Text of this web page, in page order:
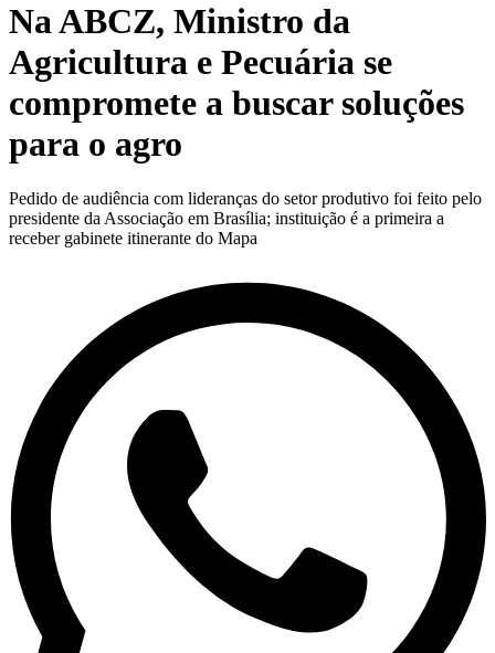
Na ABCZ, Ministro da
Agricultura e Pecuária se
compromete a buscar soluções
para o agro
Pedido de audiência com lideranças do setor produtivo foi feito pelo
presidente da Associação em Brasília; instituição é a primeira a
receber gabinete itinerante do Mapa